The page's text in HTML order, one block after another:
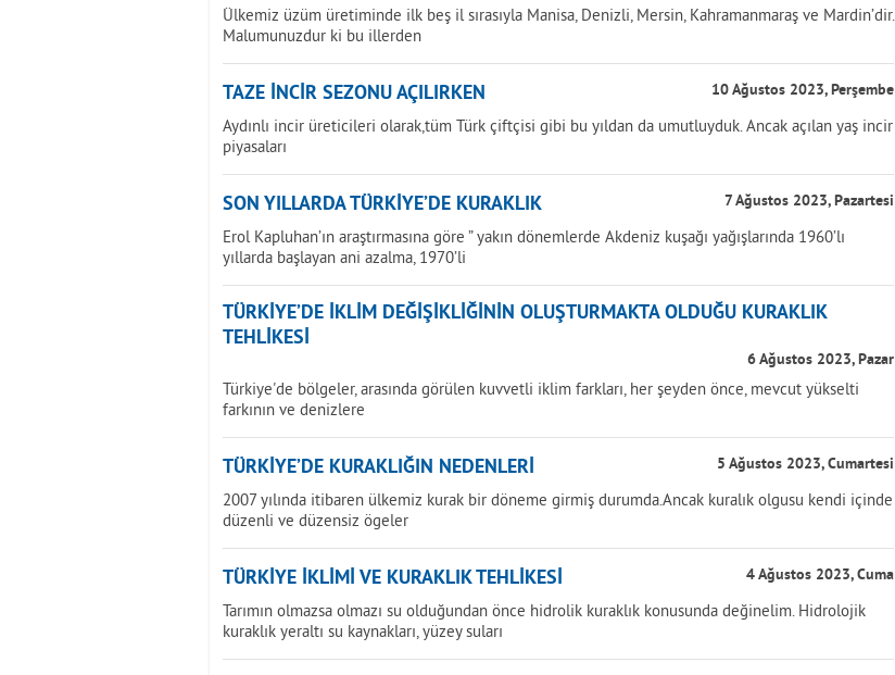
Ülkemiz üzüm üretiminde ilk beş il sırasıyla Manisa, Denizli, Mersin, Kahramanmaraş ve Mardin’dir.
Malumunuzdur ki bu illerden
TAZE İNCİR SEZONU AÇILIRKEN 10 Ağustos 2023, Perşembe
Aydınlı incir üreticileri olarak,tüm Türk çiftçisi gibi bu yıldan da umutluyduk. Ancak açılan yaş incir
piyasaları
SON YILLARDA TÜRKİYE’DE KURAKLIK 7 Ağustos 2023, Pazartesi
Erol Kapluhan’ın araştırmasına göre ” yakın dönemlerde Akdeniz kuşağı yağışlarında 1960’lı
yıllarda başlayan ani azalma, 1970’li
TÜRKİYE’DE İKLİM DEĞİŞİKLİĞİNİN OLUŞTURMAKTA OLDUĞU KURAKLIK
TEHLİKESİ
6 Ağustos 2023, Pazar
Türkiye'de bölgeler, arasında görülen kuvvetli iklim farkları, her şeyden önce, mevcut yükselti
farkının ve denizlere
TÜRKİYE’DE KURAKLIĞIN NEDENLERİ 5 Ağustos 2023, Cumartesi
2007 yılında itibaren ülkemiz kurak bir döneme girmiş durumda.Ancak kuralık olgusu kendi içinde
düzenli ve düzensiz ögeler
TÜRKİYE İKLİMİ VE KURAKLIK TEHLİKESİ 4 Ağustos 2023, Cuma
Tarımın olmazsa olmazı su olduğundan önce hidrolik kuraklık konusunda değinelim. Hidrolojik
kuraklık yeraltı su kaynakları, yüzey suları